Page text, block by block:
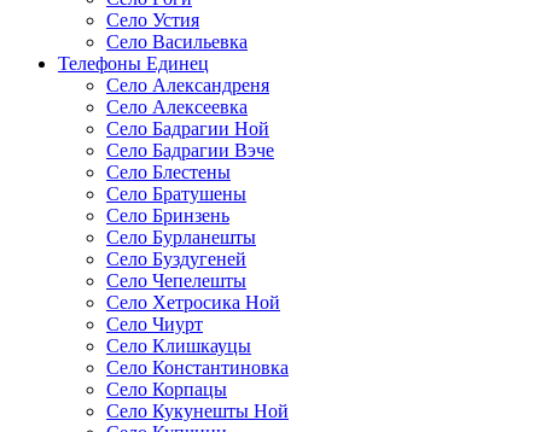
Село Устия
Село Васильевка
Телефоны Единец
Село Александреня
Село Алексеевка
Село Бадрагии Ной
Село Бадрагии Вэче
Село Блестены
Село Братушены
Село Бринзень
Село Бурланешты
Село Буздугеней
Село Чепелешты
Село Хетросика Ной
Село Чиурт
Село Клишкауцы
Село Константиновка
Село Корпацы
Село Кукунешты Ной